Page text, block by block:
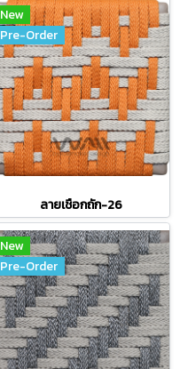
New
Pre-Order
ลายเชือกถัก-26
New
Pre-Order